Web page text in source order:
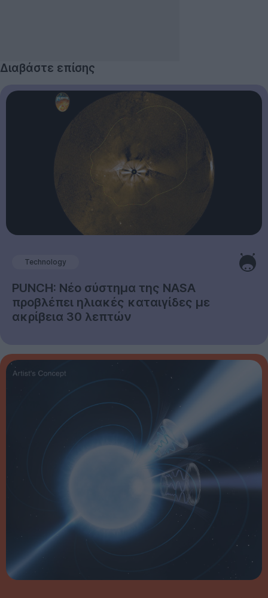
Διαβάστε επίσης
Technology
PUNCH: Νέο σύστημα της NASA
προβλέπει ηλιακές καταιγίδες με
ακρίβεια 30 λεπτών